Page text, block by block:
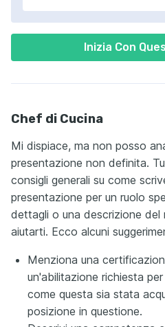
Inizia Con
Chef di Cucina
Mi dispiace, ma non posso
presentazione non definita.
consigli generali su come
presentazione per un ruolo
dettagli o una descrizione del
aiutarti. Ecco alcuni
Menziona una
un'abilitazione richiesta
come questa sia stata
posizione in questione.